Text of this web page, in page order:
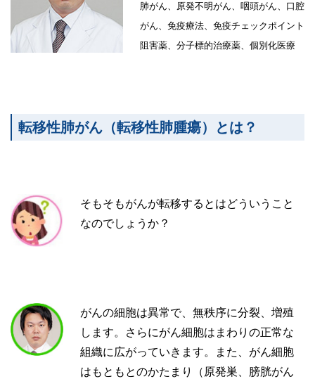
肺がん、原発不明がん、咽頭がん、口腔
がん、免疫療法、免疫チェックポイント
阻害薬、分子標的治療薬、個別化医療
転移性肺がん（転移性肺腫瘍）とは？
そもそもがんが転移するとはどういうこと
なのでしょうか？
がんの細胞は異常で、無秩序に分裂、増殖
します。さらにがん細胞はまわりの正常な
組織に広がっていきます。また、がん細胞
はもともとのかたまり（原発巣、膀胱がん